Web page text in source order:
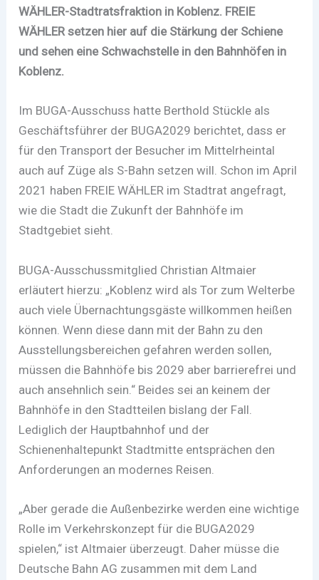
WÄHLER-Stadtratsfraktion in Koblenz. FREIE
WÄHLER setzen hier auf die Stärkung der Schiene
und sehen eine Schwachstelle in den Bahnhöfen in
Koblenz.
Im BUGA-Ausschuss hatte Berthold Stückle als
Geschäftsführer der BUGA2029 berichtet, dass er
für den Transport der Besucher im Mittelrheintal
auch auf Züge als S-Bahn setzen will. Schon im April
2021 haben FREIE WÄHLER im Stadtrat angefragt,
wie die Stadt die Zukunft der Bahnhöfe im
Stadtgebiet sieht.
BUGA-Ausschussmitglied Christian Altmaier
erläutert hierzu: „Koblenz wird als Tor zum Welterbe
auch viele Übernachtungsgäste willkommen heißen
können. Wenn diese dann mit der Bahn zu den
Ausstellungsbereichen gefahren werden sollen,
müssen die Bahnhöfe bis 2029 aber barrierefrei und
auch ansehnlich sein.“ Beides sei an keinem der
Bahnhöfe in den Stadtteilen bislang der Fall.
Lediglich der Hauptbahnhof und der
Schienenhaltepunkt Stadtmitte entsprächen den
Anforderungen an modernes Reisen.
„Aber gerade die Außenbezirke werden eine wichtige
Rolle im Verkehrskonzept für die BUGA2029
spielen,“ ist Altmaier überzeugt. Daher müsse die
Deutsche Bahn AG zusammen mit dem Land